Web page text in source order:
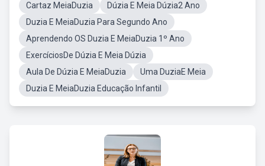
Cartaz MeiaDuzia
Dúzia E Meia Dúzia2 Ano
Duzia E MeiaDuzia Para Segundo Ano
Aprendendo OS Duzia E MeiaDuzia 1º Ano
ExercíciosDe Dúzia E Meia Dúzia
Aula De Dúzia E MeiaDuzia
Uma DuziaE Meia
Duzia E MeiaDuzia Educação Infantil